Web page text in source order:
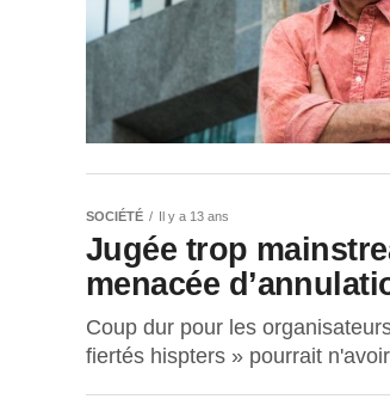
SOCIÉTÉ Il y a 13 ans
Jugée trop
menacée
Coup dur pour les
fiertés hispters » pourrait